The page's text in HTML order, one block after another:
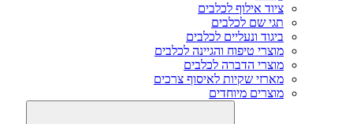
ציוד אילוף לכלבים
תגי שם לכלבים
ביגוד ונעליים לכלבים
מוצרי טיפוח והגיינה לכלבים
מוצרי הדברה לכלבים
מארזי שקיות לאיסוף צרכים
מוצרים מיוחדים